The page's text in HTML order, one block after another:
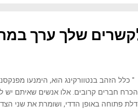
שלך ערך
" כלל הזהב בנטוורקינג הוא, הימנעו
חברים קרובים. אלו אנשים שאיתם יש
פתוחה באופן הדדי, ושומרת את שני